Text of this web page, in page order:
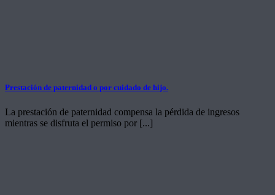
Prestación de paternidad o por cuidado de hijo.
La prestación de paternidad compensa la pérdida de ingresos
mientras se disfruta el permiso por [...]